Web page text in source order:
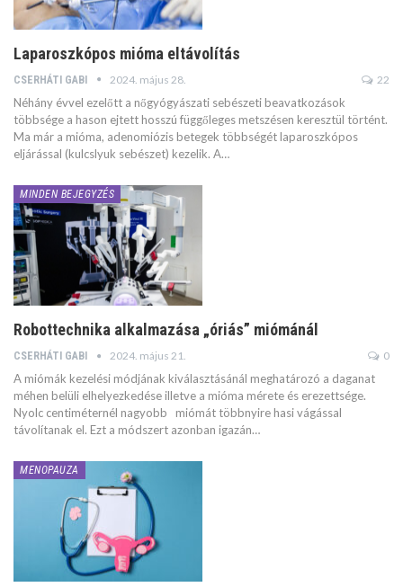
Laparoszkópos mióma eltávolítás
CSERHÁTI GABI 2024. május 28. 22
Néhány évvel ezelőtt a nőgyógyászati sebészeti beavatkozások
többsége a hason ejtett hosszú függőleges metszésen keresztül történt.
Ma már a mióma, adenomiózis betegek többségét laparoszkópos
eljárással (kulcslyuk sebészet) kezelik. A…
MINDEN BEJEGYZÉS
Robottechnika alkalmazása „óriás” miómánál
CSERHÁTI GABI 2024. május 21. 0
A miómák kezelési módjának kiválasztásánál meghatározó a daganat
méhen belüli elhelyezkedése illetve a mióma mérete és erezettsége.
Nyolc centiméternél nagyobb miómát többnyire hasi vágással
távolítanak el. Ezt a módszert azonban igazán…
MENOPAUZA